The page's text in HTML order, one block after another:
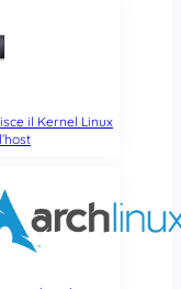
il Kernel Linux